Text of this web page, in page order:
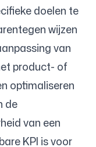
doelen te
wijzen
van
product- of
optimaliseren
de
van een
KPI is voor